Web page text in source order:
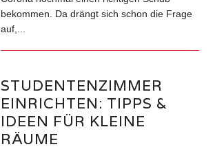
bekommen. Da drängt sich schon die Frage
auf,...
STUDENTENZIMMER
EINRICHTEN: TIPPS &
IDEEN FÜR KLEINE
RÄUME